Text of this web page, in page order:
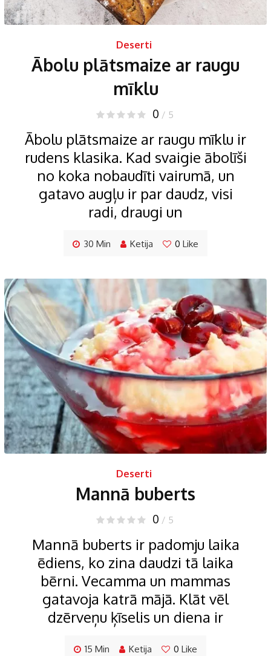
Deserti
Ābolu plātsmaize ar raugu
mīklu
0 / 5
Ābolu plātsmaize ar raugu mīklu ir
rudens klasika. Kad svaigie ābolīši
no koka nobaudīti vairumā, un
gatavo augļu ir par daudz, visi
radi, draugi un
30 Min Ketija 0 Like
Deserti
Mannā buberts
0 / 5
Mannā buberts ir padomju laika
ēdiens, ko zina daudzi tā laika
bērni. Vecamma un mammas
gatavoja katrā mājā. Klāt vēl
dzērveņu ķīselis un diena ir
15 Min Ketija 0 Like